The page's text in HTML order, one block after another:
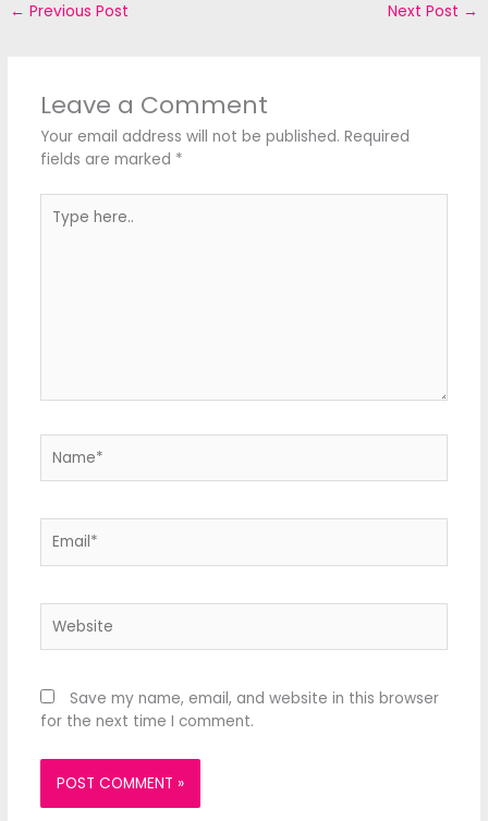
← Previous Post Next Post →
Leave a Comment
Your email address will not be published. Required
fields are marked *
here..
Save my name, email, and website in this browser
for the next time I comment.